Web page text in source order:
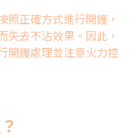
照正確方式進行開鑊，
失去不沾效果。因此，
開鑊處理並注意火力控